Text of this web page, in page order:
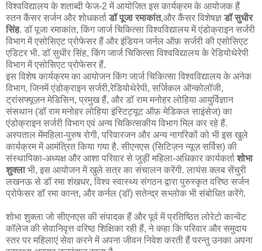
विश्वविद्यालय के शताब्दी फेज-2 में आयोजित इस कार्यक्रम के आयोजक हैं
स्तन कैंसर सर्जन और शोधकर्ताडॉ पूजा रमाकांत,और कैंसर विशेषज्ञडॉ सुधीर
सिंह. डॉ पूजा रमाकांत, किंग जार्ज चिकित्सा विश्वविद्यालय में एंडोक्राइन सर्जरी
विभाग में एसोसिएट प्रोफेसर हैं और इंडियन जर्नल ऑफ़ सर्जरी की एसोसिएट
एडिटर भी. डॉ सुधीर सिंह, किंग जार्ज चिकित्सा विश्वविद्यालय के रेडियोथेरेपी
विभाग में एसोसिएट प्रोफेसर हैं.
इस विशेष कार्यक्रम का आयोजन किंग जार्ज चिकित्सा विश्वविद्यालय के अनेक
विभाग, जिनमें एंडोक्राइन सर्जरी,रेडियोथेरेपी, सर्जिकल ऑन्कोलॉजी,
ट्रांसफ्यूज़न मेडिसिन, प्रमुख हैं, और डॉ राम मनोहर लोहिया आयुर्विज्ञान
संसथान (डॉ राम मनोहर लोहिया इंस्टिट्यूट ऑफ़ मेडिकल साइंसेज) का
एंडोक्राइन सर्जरी विभाग एवं अन्य चिकित्सकीय विभाग मिल कर रहे हैं.
अस्पताल मेंमहिला-पुरुष रोगी, परिवारजन और अन्य नागरिकों को भी इस खुले
कार्यक्रम में आमंत्रित किया गया है. सीएनएस (सिटिज़न न्यूज़ सर्विस) की
संस्थापिका-अध्यक्ष और आशा परिवार से जुड़ीं महिला-अधिकार कार्यकर्ताशोभा
शुक्लाभी, इस आयोजन में खुले सत्र का संचालन करेंगी. लायंस क्लब सेंचुरी
लखनऊ से डॉ रमा शंखधर, विश्व स्वास्थ्य संगठन द्वारा पुरुस्कृत वरिष्ठ सर्जन
प्रोफेसर डॉ रमा कान्त, और कर्नल (डॉ) सतेन्द्र सभ्लोक भी संबोधित करेंगे.
शोभा शुक्ला जो सीएनएस की संपादक हैं और पूर्व में प्रतिष्ठित लोरेटो कान्वेंट
कॉलेज की सेवानिवृत्त वरिष्ठ शिक्षिका रही हैं, ने कहा कि परिवार और समुदाय
स्तर पर महिलाएं सेवा करने में अपना जीवन निवेश करती हैं परन्तु उनका अपना